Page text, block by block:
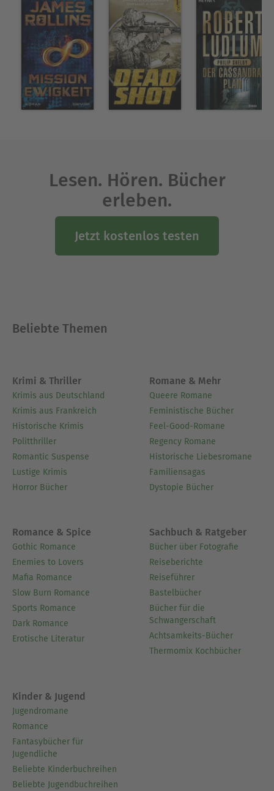
Lesen. Hören. Bücher
erleben.
Jetzt kostenlos testen
Beliebte Themen
Krimi & Thriller
Krimis aus Deutschland
Krimis aus Frankreich
Historische Krimis
Politthriller
Romantic Suspense
Lustige Krimis
Horror Bücher
Romane & Mehr
Queere Romane
Feministische Bücher
Feel-Good-Romane
Regency Romane
Historische Liebesromane
Familiensagas
Dystopie Bücher
Romance & Spice
Gothic Romance
Enemies to Lovers
Mafia Romance
Slow Burn Romance
Sports Romance
Dark Romance
Erotische Literatur
Sachbuch & Ratgeber
Bücher über Fotografie
Reiseberichte
Reiseführer
Bastelbücher
Bücher für die
Schwangerschaft
Achtsamkeits-Bücher
Thermomix Kochbücher
Kinder & Jugend
Jugendromane
Romance
Fantasybücher für
Jugendliche
Beliebte Kinderbuchreihen
Beliebte Jugendbuchreihen